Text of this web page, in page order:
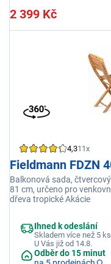
2 399 Kč
4,311x
Fieldmann FDZN
Balkonová sada,
81 cm, určeno pro
dřeva tropické Akácie
Ihned k odeslání
Skladem více než 5
U Vás již od 14.8.
Odběr do 15 minut